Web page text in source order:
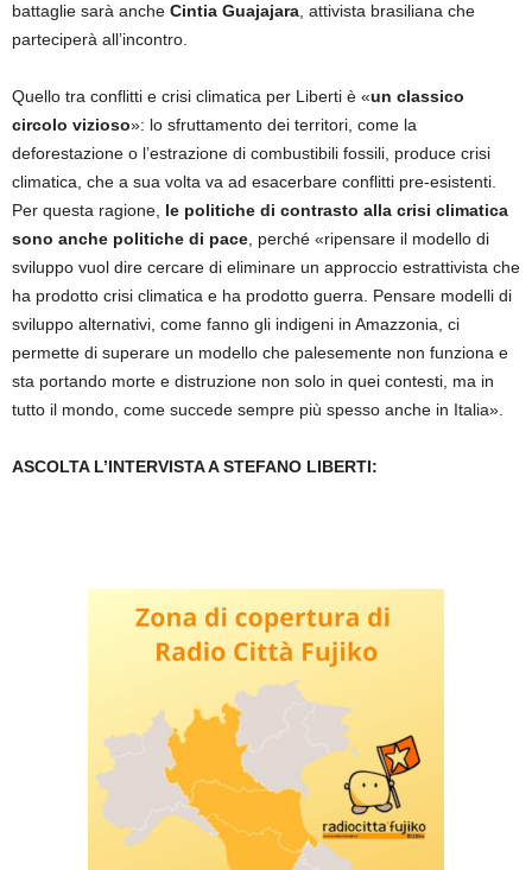
battaglie sarà anche Cintia Guajajara, attivista brasiliana che
parteciperà all’incontro.
Quello tra conflitti e crisi climatica per Liberti è «un classico
circolo vizioso»: lo sfruttamento dei territori, come la
deforestazione o l’estrazione di combustibili fossili, produce crisi
climatica, che a sua volta va ad esacerbare conflitti pre-esistenti.
Per questa ragione, le politiche di contrasto alla crisi climatica
sono anche politiche di pace, perché «ripensare il modello di
sviluppo vuol dire cercare di eliminare un approccio estrattivista che
ha prodotto crisi climatica e ha prodotto guerra. Pensare modelli di
sviluppo alternativi, come fanno gli indigeni in Amazzonia, ci
permette di superare un modello che palesemente non funziona e
sta portando morte e distruzione non solo in quei contesti, ma in
tutto il mondo, come succede sempre più spesso anche in Italia».
ASCOLTA L’INTERVISTA A STEFANO LIBERTI: